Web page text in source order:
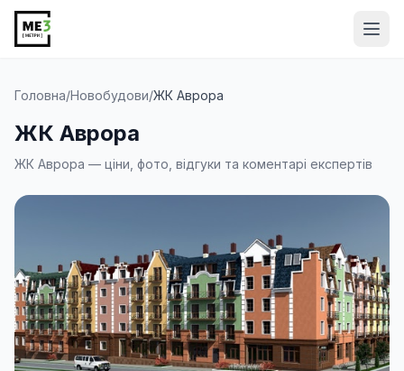
Головна/Новобудови/ЖК Аврора
ЖК Аврора
ЖК Аврора — ціни, фото, відгуки та коментарі експертів